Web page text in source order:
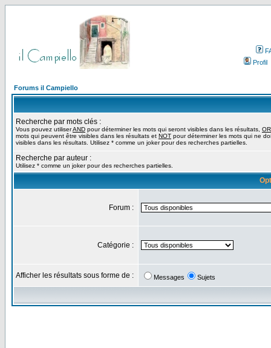
Profil
Forums il Campiello
Recherche par mots clés :
Vous pouvez utiliserAND pour déterminer les mots qui seront visibles dans les résultats, OR
mots qui peuvent être visibles dans les résultats et NOT pour déterminer les mots qui ne
visibles dans les résultats. Utilisez * comme un joker pour des recherches partielles.
Recherche par auteur :
Utilisez * comme un joker pour des recherches partielles.
Forum :
Catégorie :
Afficher les résultats sous forme de : Messages Sujets